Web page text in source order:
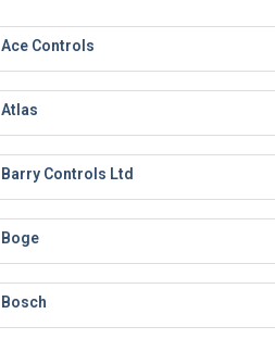
Ace Controls
Atlas
Barry Controls Ltd
Boge
Bosch